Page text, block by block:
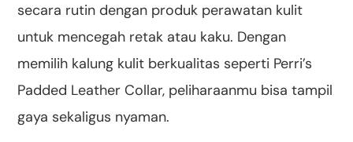
secara rutin dengan produk perawatan kulit
untuk mencegah retak atau kaku. Dengan
memilih kalung kulit berkualitas seperti Perri’s
Padded Leather Collar, peliharaanmu bisa tampil
gaya sekaligus nyaman.